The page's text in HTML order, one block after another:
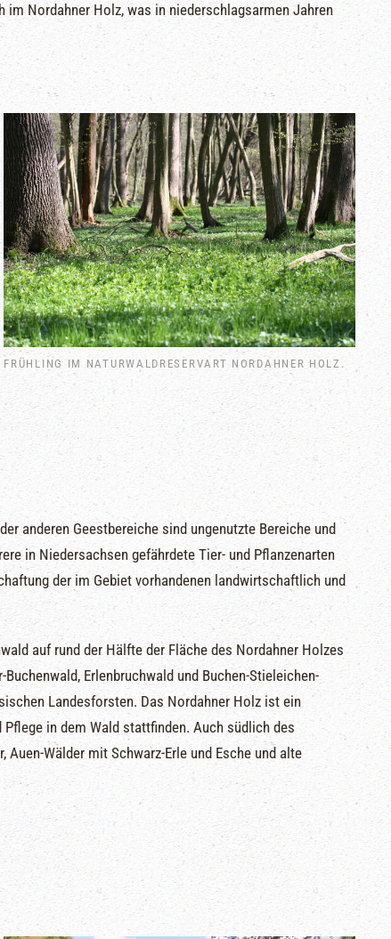
im Nordahner Holz, was in niederschlagsarmen Jahren
FRÜHLING IM NATURWALDRESERVART NORDAHNER HOLZ.
anderen Geestbereiche sind ungenutzte Bereiche und
in Niedersachsen gefährdete Tier- und Pflanzenarten
der im Gebiet vorhandenen landwirtschaftlich und
auf rund der Hälfte der Fläche des Nordahner Holzes
Erlenbruchwald und Buchen-Stieleichen-
Landesforsten. Das Nordahner Holz ist ein
in dem Wald stattfinden. Auch südlich des
Wälder mit Schwarz-Erle und Esche und alte